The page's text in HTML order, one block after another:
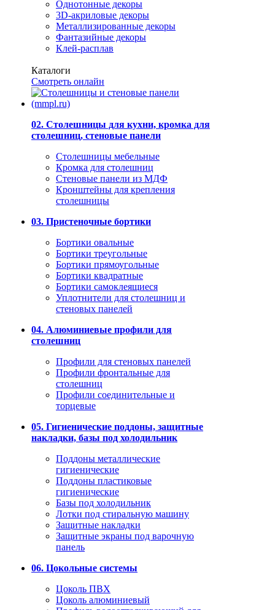
Однотонные декоры
3D-акриловые декоры
Металлизированные декоры
Фантазийные декоры
Клей-расплав
Каталоги
Смотреть онлайн
02. Столешницы для кухни, кромка для
столешниц, стеновые панели
Столешницы мебельные
Кромка для столешниц
Стеновые панели из МДФ
Кронштейны для крепления
столешницы
03. Пристеночные бортики
Бортики овальные
Бортики треугольные
Бортики прямоугольные
Бортики квадратные
Бортики самоклеящиеся
Уплотнители для столешниц и
стеновых панелей
04. Алюминиевые профили для
столешниц
Профили для стеновых панелей
Профили фронтальные для
столешниц
Профили соединительные и
торцевые
05. Гигиенические поддоны, защитные
накладки, базы под холодильник
Поддоны металлические
гигиенические
Поддоны пластиковые
гигиенические
Базы под холодильник
Лотки под стиральную машину
Защитные накладки
Защитные экраны под варочную
панель
06. Цокольные системы
Цоколь ПВХ
Цоколь алюминиевый